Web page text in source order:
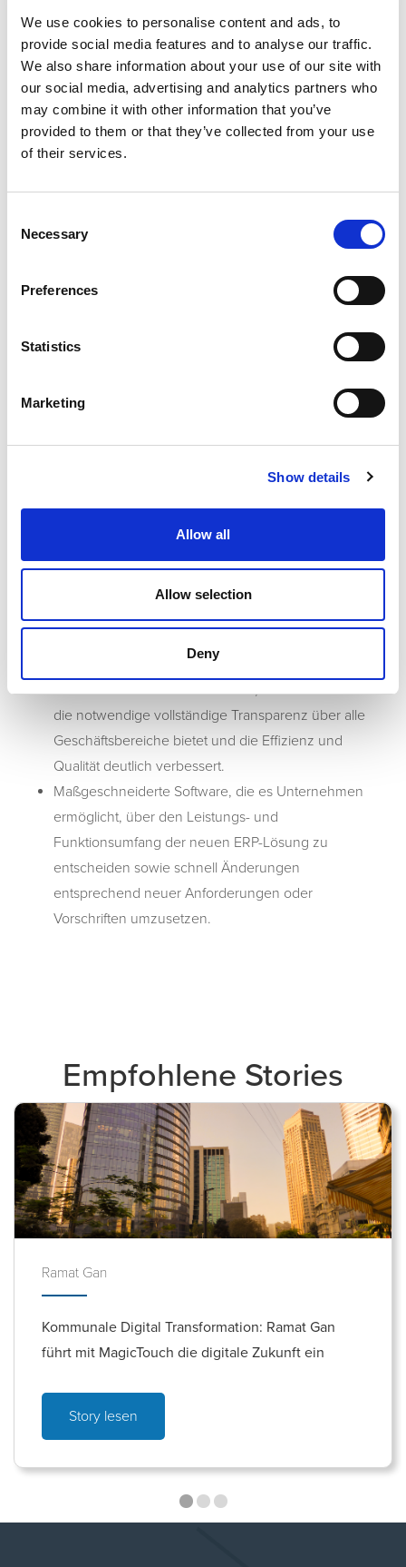
We use cookies to personalise content and ads, to
provide social media features and to analyse our traffic.
We also share information about your use of our site with
our social media, advertising and analytics partners who
may combine it with other information that you’ve
provided to them or that they’ve collected from your use
of their services.
Selection
Necessary
Preferences
Statistics
Marketing
Show details
Allow all
Allow selection
Deny
Prozesse – vom Erzeuger (tierische Herkunft) bis zum
Verbraucher (Steak auf der Ladentheke) – inklusive
vollständiger Rückverfolgbarkeit über alle
Prozessstufen, Qualitätsmanagement und Kontrolle
Zuverlässige Verwaltung enormer Datenmengen und
-vielfalt in verschiedenen Formaten und aus
über Schnittstellen zu externen IT-Systemen von
wie Einkauf, Fleischverarbeitung, Produktion und
Einfaches und schnelles Abbilden notwendiger
Strukturen, Prozesse und Besonderheiten in der
Schnelle Implementierung kundenspezifischer ERP-
Lösungen, da Magic xpa ein einfach zu bedienendes
Low-Code-Tool ist, für das keine hochqualifizierten
Entwickler notwendig sind.
seine Kunden entwickelt.
Investitionssichere ERP-Software, die Unternehmen
die notwendige vollständige Transparenz über alle
Geschäftsbereiche bietet und die Effizienz und
Qualität deutlich verbessert.
Maßgeschneiderte Software, die es Unternehmen
ermöglicht, über den Leistungs- und
Funktionsumfang der neuen ERP-Lösung zu
entscheiden sowie schnell Änderungen
entsprechend neuer Anforderungen oder
Vorschriften umzusetzen.
Empfohlene Stories
Ramat Gan
Kommunale Digital Transformation: Ramat Gan
führt mit MagicTouch die digitale Zukunft ein
Story lesen